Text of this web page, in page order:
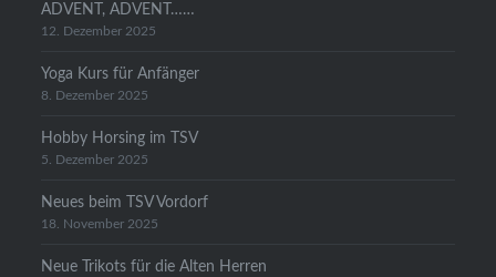
ADVENT, ADVENT……
12. Dezember 2025
Yoga Kurs für Anfänger
8. Dezember 2025
Hobby Horsing im TSV
5. Dezember 2025
Neues beim TSV Vordorf
18. November 2025
Neue Trikots für die Alten Herren